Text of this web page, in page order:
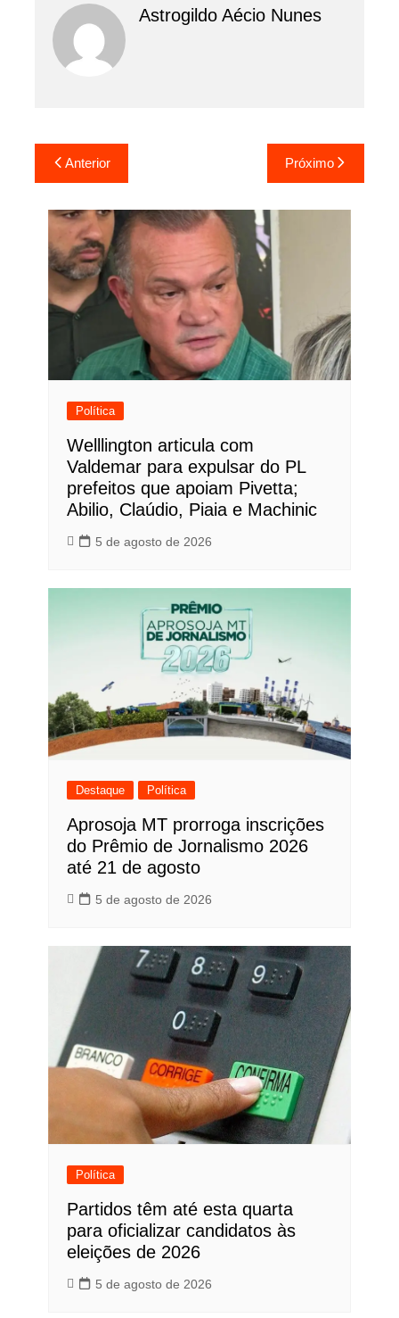
Astrogildo Aécio Nunes
Navegação
de
Post
Anterior Próximo
Política
Welllington articula com
Valdemar para expulsar do PL
prefeitos que apoiam Pivetta;
Abilio, Claúdio, Piaia e Machinic
5 de agosto de 2026
Destaque Política
Aprosoja MT prorroga inscrições
do Prêmio de Jornalismo 2026
até 21 de agosto
5 de agosto de 2026
Política
Partidos têm até esta quarta
para oficializar candidatos às
eleições de 2026
5 de agosto de 2026